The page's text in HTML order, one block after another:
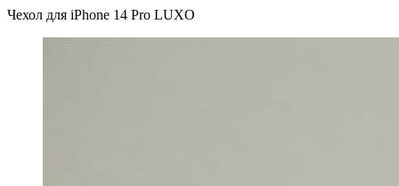
Чехол для iPhone 14 Pro LUXO